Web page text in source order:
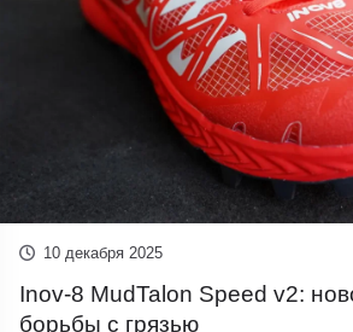
10 декабря 2025
Inov-8 MudTalon Speed v2:
борьбы с грязью